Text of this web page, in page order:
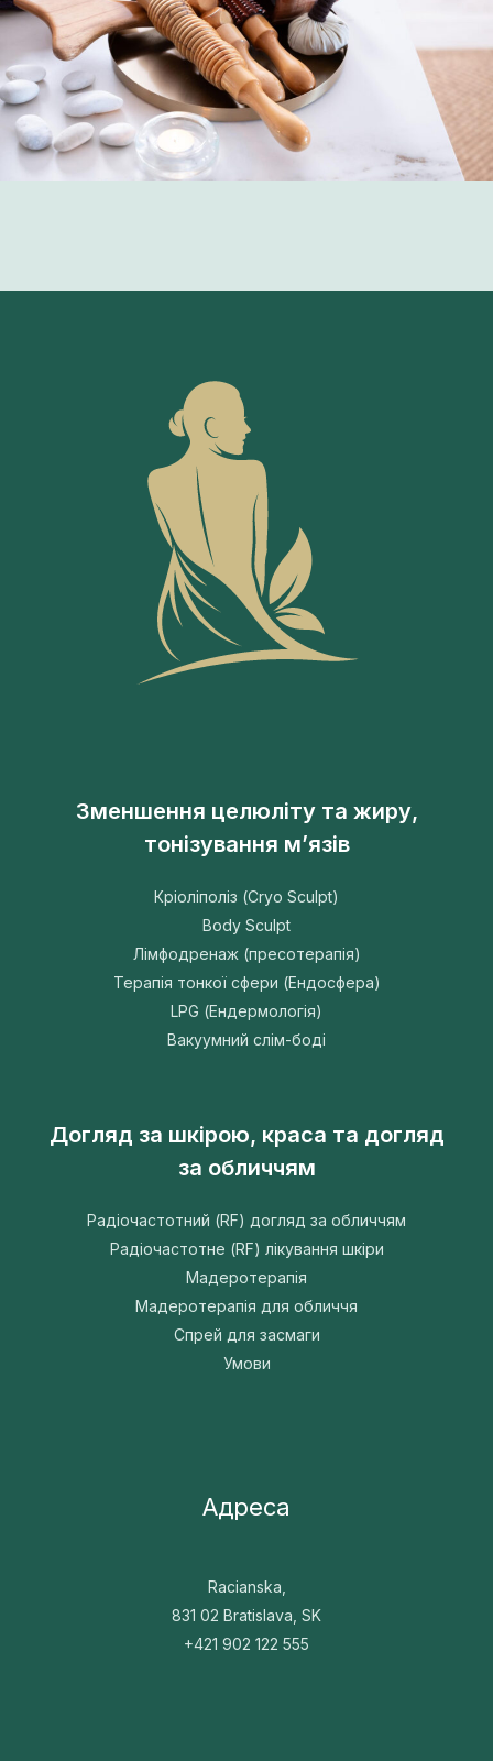
Зменшення целюліту та жиру,
тонізування м’язів
Кріоліполіз (Cryo Sculpt)
Body Sculpt
Лімфодренаж (пресотерапія)
Терапія тонкої сфери (Ендосфера)
LPG (Ендермологія)
Вакуумний слім-боді
Догляд за шкірою, краса та догляд
за обличчям
Радіочастотний (RF) догляд за обличчям
Радіочастотне (RF) лікування шкіри
Мадеротерапія
Мадеротерапія для обличчя
Спрей для засмаги
Умови
Адреса
Racianska,
831 02 Bratislava, SK
+421 902 122 555